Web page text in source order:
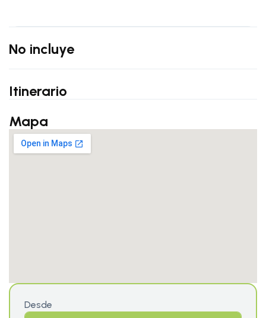
No incluye
Itinerario
Mapa
Desde